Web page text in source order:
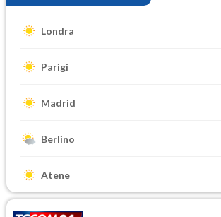
Londra
Parigi
Madrid
Berlino
Atene